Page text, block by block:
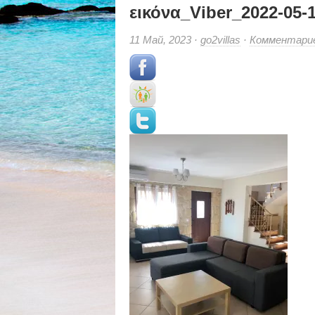
εικόνα_Viber_2022-
11 Май, 2023 · go2villas ·